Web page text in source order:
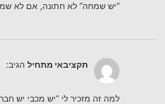
“יש שמחה” לא חתונה, אם לא
תקציבאי מתחיל הגיב:
למה זה מזכיר לי “יש מכבי יש